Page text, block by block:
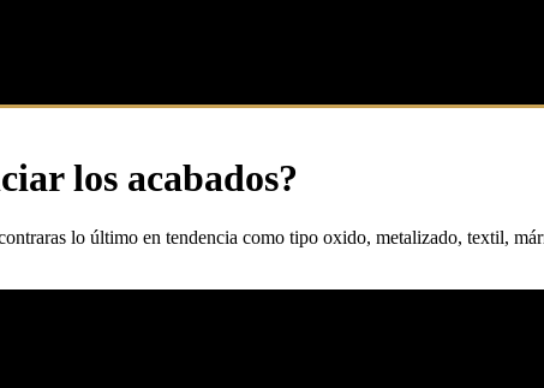
los acabados?
lo último en tendencia como tipo oxido, metalizado, textil,